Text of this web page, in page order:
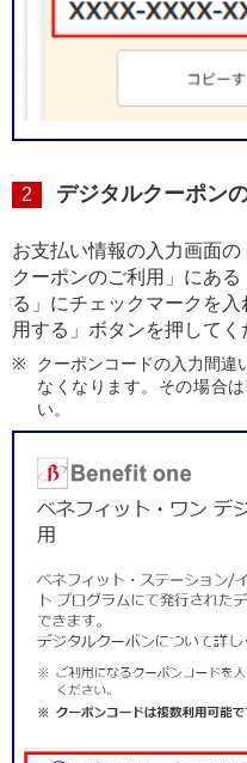
2 デジタルクーポン
お支払い情報の入力画面
クーポンのご利用」にあ
る」にチェックマークを
用する」ボタンを押してく
クーポンコードの入力間違
なくなります。その場合
い。